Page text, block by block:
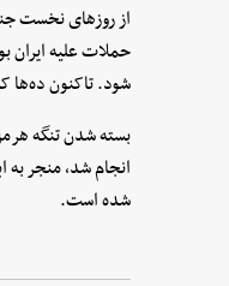
از روزهای نخست
حملات علیه ایران
شود. تاکنون ده‌ها
بسته شدن تنگه
انجام شد، منجر به
شده است.